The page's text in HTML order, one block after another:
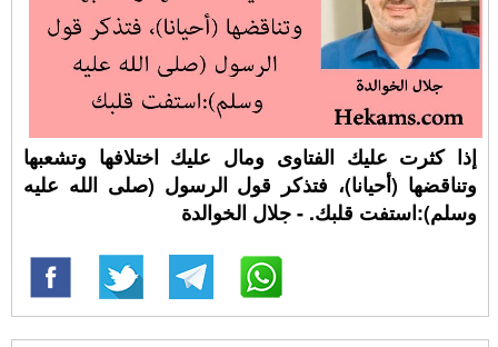
إذا كثرت عليك الفتاوى ومال عليك اختلافها وتشعبها
وتناقضها (أحيانا)، فتذكر قول الرسول (صلى الله عليه
وسلم):استفت قلبك. - جلال الخوالدة